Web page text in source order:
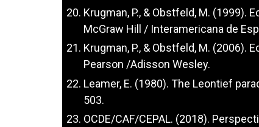
Krugman, P., & Obstfeld, M. (1999).
McGraw Hill / Interamericana de
Krugman, P., & Obstfeld, M. (2006).
Pearson /Adisson Wesley.
Leamer, E. (1980). The Leontief
503.
OCDE/CAF/CEPAL. (2018).